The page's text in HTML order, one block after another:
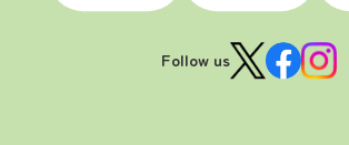
Follow us